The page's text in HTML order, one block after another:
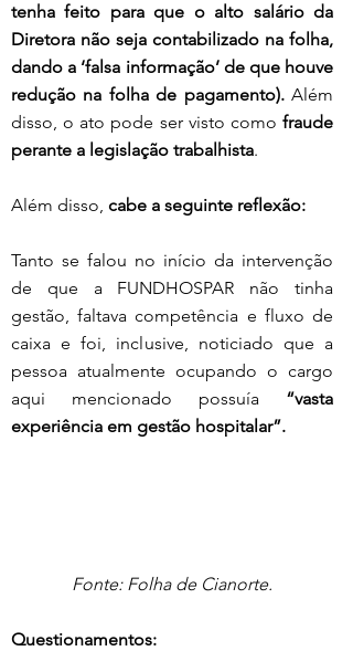
tenha feito para que o alto salário da
Diretora não seja contabilizado na folha,
dando a ‘falsa informação’ de que houve
redução na folha de pagamento). Além
disso, o ato pode ser visto como fraude
perante a legislação trabalhista.
Além disso, cabe a seguinte reflexão:
Tanto se falou no início da intervenção
de que a FUNDHOSPAR não tinha
gestão, faltava competência e fluxo de
caixa e foi, inclusive, noticiado que a
pessoa atualmente ocupando o cargo
aqui mencionado possuía “vasta
experiência em gestão hospitalar”.
Fonte: Folha de Cianorte.
Questionamentos: